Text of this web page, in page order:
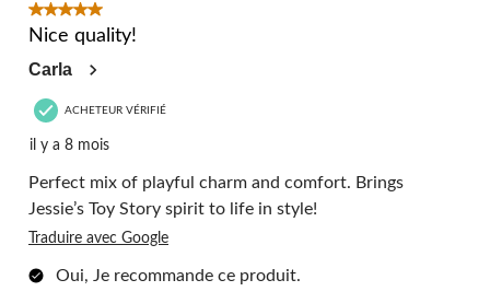
commentaire.
5 étoile(s) sur 5.
Nice quality!
Carla
ACHETEUR VÉRIFIÉ
il y a 8 mois
Perfect mix of playful charm and comfort. Brings
Jessie’s Toy Story spirit to life in style!
Traduire avec Google
Oui, Je recommande ce produit.